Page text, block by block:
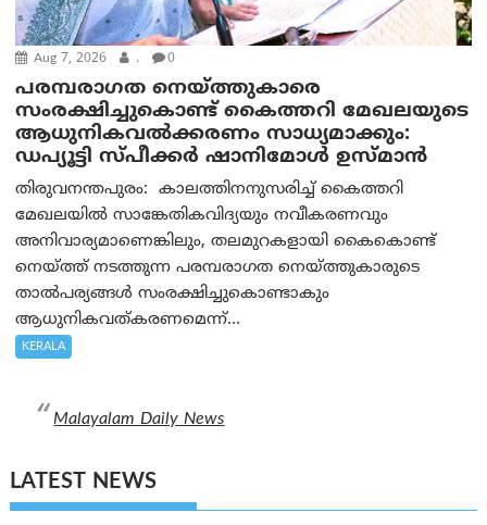
Aug 7, 2026 . 0
പരമ്പരാഗത നെയ്ത്തുകാരെ
സംരക്ഷിച്ചുകൊണ്ട് കൈത്തറി മേഖലയുടെ
ആധുനികവൽക്കരണം സാധ്യമാക്കും:
ഡപ്യൂട്ടി സ്പീക്കർ ഷാനിമോൾ ഉസ്മാൻ
തിരുവനന്തപുരം: കാലത്തിനനുസരിച്ച് കൈത്തറി
മേഖലയിൽ സാങ്കേതികവിദ്യയും നവീകരണവും
അനിവാര്യമാണെങ്കിലും, തലമുറകളായി കൈകൊണ്ട്
നെയ്ത്ത് നടത്തുന്ന പരമ്പരാഗത നെയ്ത്തുകാരുടെ
താൽപര്യങ്ങൾ സംരക്ഷിച്ചുകൊണ്ടാകും
ആധുനികവത്കരണമെന്ന്...
KERALA
Malayalam Daily News
LATEST NEWS